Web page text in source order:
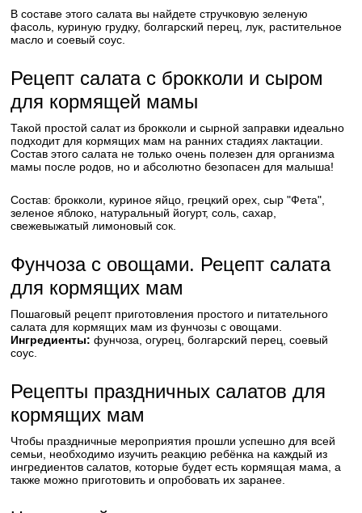
В составе этого салата вы найдете стручковую зеленую
фасоль, куриную грудку, болгарский перец, лук, растительное
масло и соевый соус.
Рецепт салата с брокколи и сыром
для кормящей мамы
Такой простой салат из брокколи и сырной заправки идеально
подходит для кормящих мам на ранних стадиях лактации.
Состав этого салата не только очень полезен для организма
мамы после родов, но и абсолютно безопасен для малыша!
Состав: брокколи, куриное яйцо, грецкий орех, сыр "Фета",
зеленое яблоко, натуральный йогурт, соль, сахар,
свежевыжатый лимоновый сок.
Фунчоза с овощами. Рецепт салата
для кормящих мам
Пошаговый рецепт приготовления простого и питательного
салата для кормящих мам из фунчозы с овощами.
Ингредиенты:фунчоза, огурец, болгарский перец, соевый
соус.
Рецепты праздничных салатов для
кормящих мам
Чтобы праздничные мероприятия прошли успешно для всей
семьи, необходимо изучить реакцию ребёнка на каждый из
ингредиентов салатов, которые будет есть кормящая мама, а
также можно приготовить и опробовать их заранее.